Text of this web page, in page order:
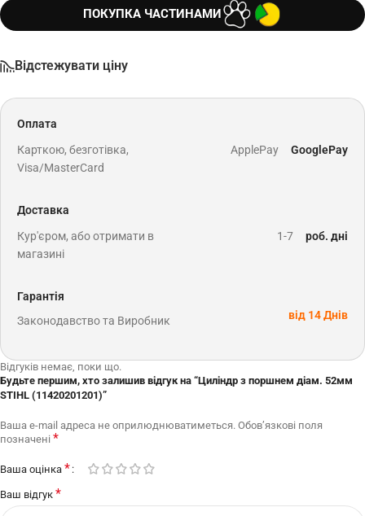
ПОКУПКА ЧАСТИНАМИ
Відстежувати ціну
Оплата
Карткою, безготівка,
Visa/MasterCard
ApplePay GooglePay
Доставка
Кур'єром, або отримати в
магазині
1-7 роб. дні
Гарантія
Законодавство та Виробник
від 14 Днів
Відгуків немає, поки що.
Будьте першим, хто залишив відгук на “Циліндр з поршнем діам. 52мм
STIHL (11420201201)”
Ваша e-mail адреса не оприлюднюватиметься. Обов’язкові поля
позначені *
Ваша оцінка *
Ваш відгук *